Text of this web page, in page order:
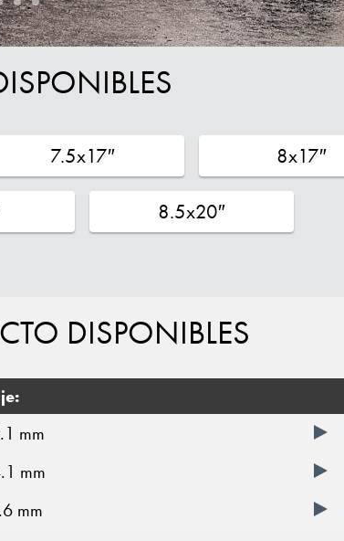
7.5x17″ 8x17″
8.5x20″
DISPONIBLES
mm
mm
mm